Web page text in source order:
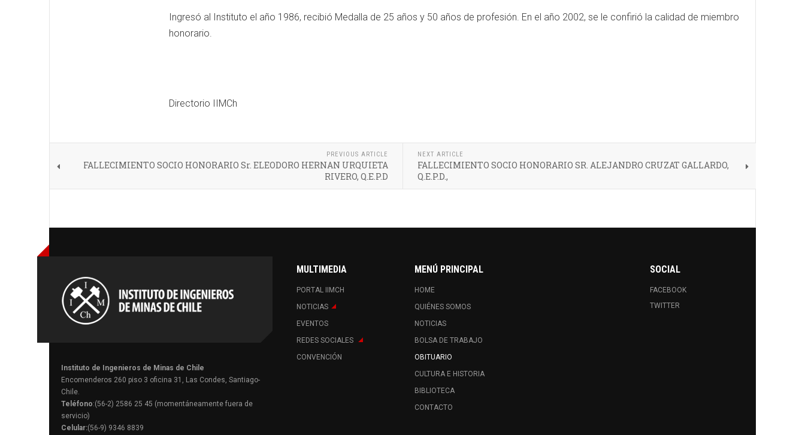
Ingresó al Instituto el año 1986, recibió Medalla de 25 años y 50 años de profesión. En el año 2002, se le confirió la calidad de miembro
honorario.
Directorio IIMCh
PREVIOUS ARTICLE
FALLECIMIENTO SOCIO HONORARIO Sr. ELEODORO HERNAN URQUIETA
RIVERO, Q.E.P.D
NEXT ARTICLE
FALLECIMIENTO SOCIO HONORARIO SR. ALEJANDRO CRUZAT GALLARDO,
Q.E.P.D.,
Instituto de Ingenieros de Minas de Chile
Encomenderos 260 piso 3 oficina 31, Las Condes, Santiago-
Chile.
Teléfono:(56-2) 2586 25 45 (momentáneamente fuera de
servicio)
Celular:(56-9) 9346 8839
MULTIMEDIA
PORTAL IIMCH
NOTICIAS
EVENTOS
REDES SOCIALES
CONVENCIÓN
MENÚ PRINCIPAL
HOME
QUIÉNES SOMOS
NOTICIAS
BOLSA DE TRABAJO
OBITUARIO
CULTURA E HISTORIA
BIBLIOTECA
CONTACTO
SOCIAL
FACEBOOK
TWITTER